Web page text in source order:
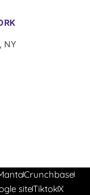
NY
Crunchbase
siteTiktokX